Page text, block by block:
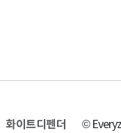
화이트디펜더 ©